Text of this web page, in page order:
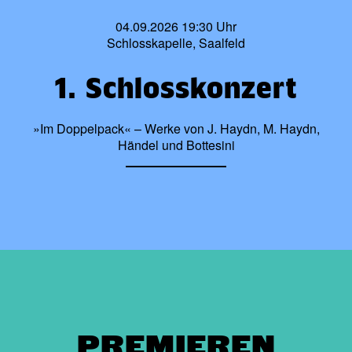
04.09.2026 19:30 Uhr
Schlosskapelle, Saalfeld
1. Schlosskonzert
»Im Doppelpack« – Werke von J. Haydn, M. Haydn,
Händel und Bottesini